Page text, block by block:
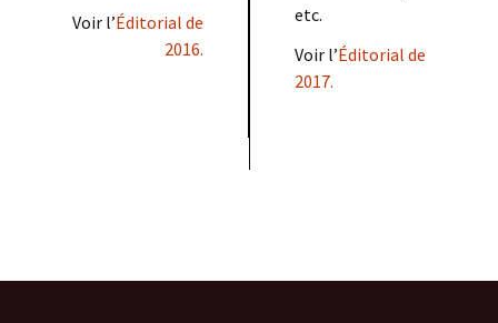
Voir l’Éditorial de
2016.
etc.
Voir l’Éditorial de
2017.